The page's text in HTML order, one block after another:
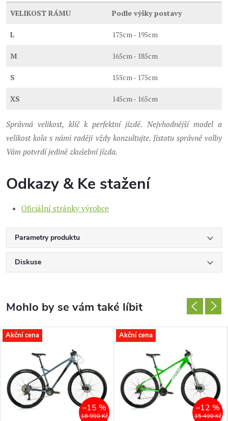
VELIKOST RÁMU Podle výšky postavy
L 175cm - 195cm
M 165cm - 185cm
S 155cm - 175cm
XS 145cm - 165cm
Správná velikost, klíč k perfektní jízdě. Nejvhodnější model a
velikost kola s námi raději vždy konzultujte. Jistotu správné volby
Vám potvrdí jedině zkušební jízda.
Odkazy & Ke stažení
Oficiální stránky výrobce
Parametry produktu
Diskuse
Akční cena
18 990 Kč
–15 %
Akční cena
15 490 Kč
–12 %